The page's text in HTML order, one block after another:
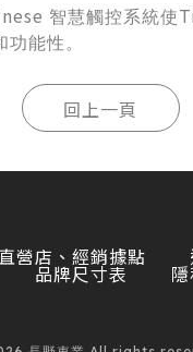
智慧觸控系統使
能性。
營店、經銷據點
品牌尺寸表